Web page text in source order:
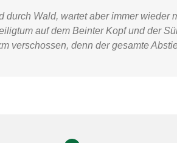
durch Wald, wartet aber immer
auf dem Beinter Kopf und der
verschossen, denn der gesamte